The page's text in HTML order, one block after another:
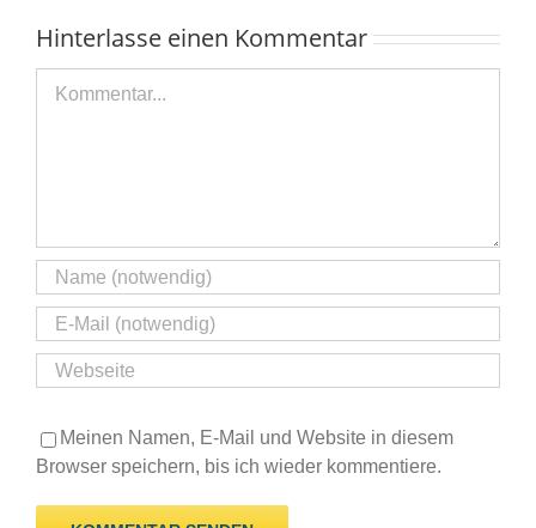
Hinterlasse einen Kommentar
Meinen Namen, E-Mail und Website in diesem
Browser speichern, bis ich wieder kommentiere.